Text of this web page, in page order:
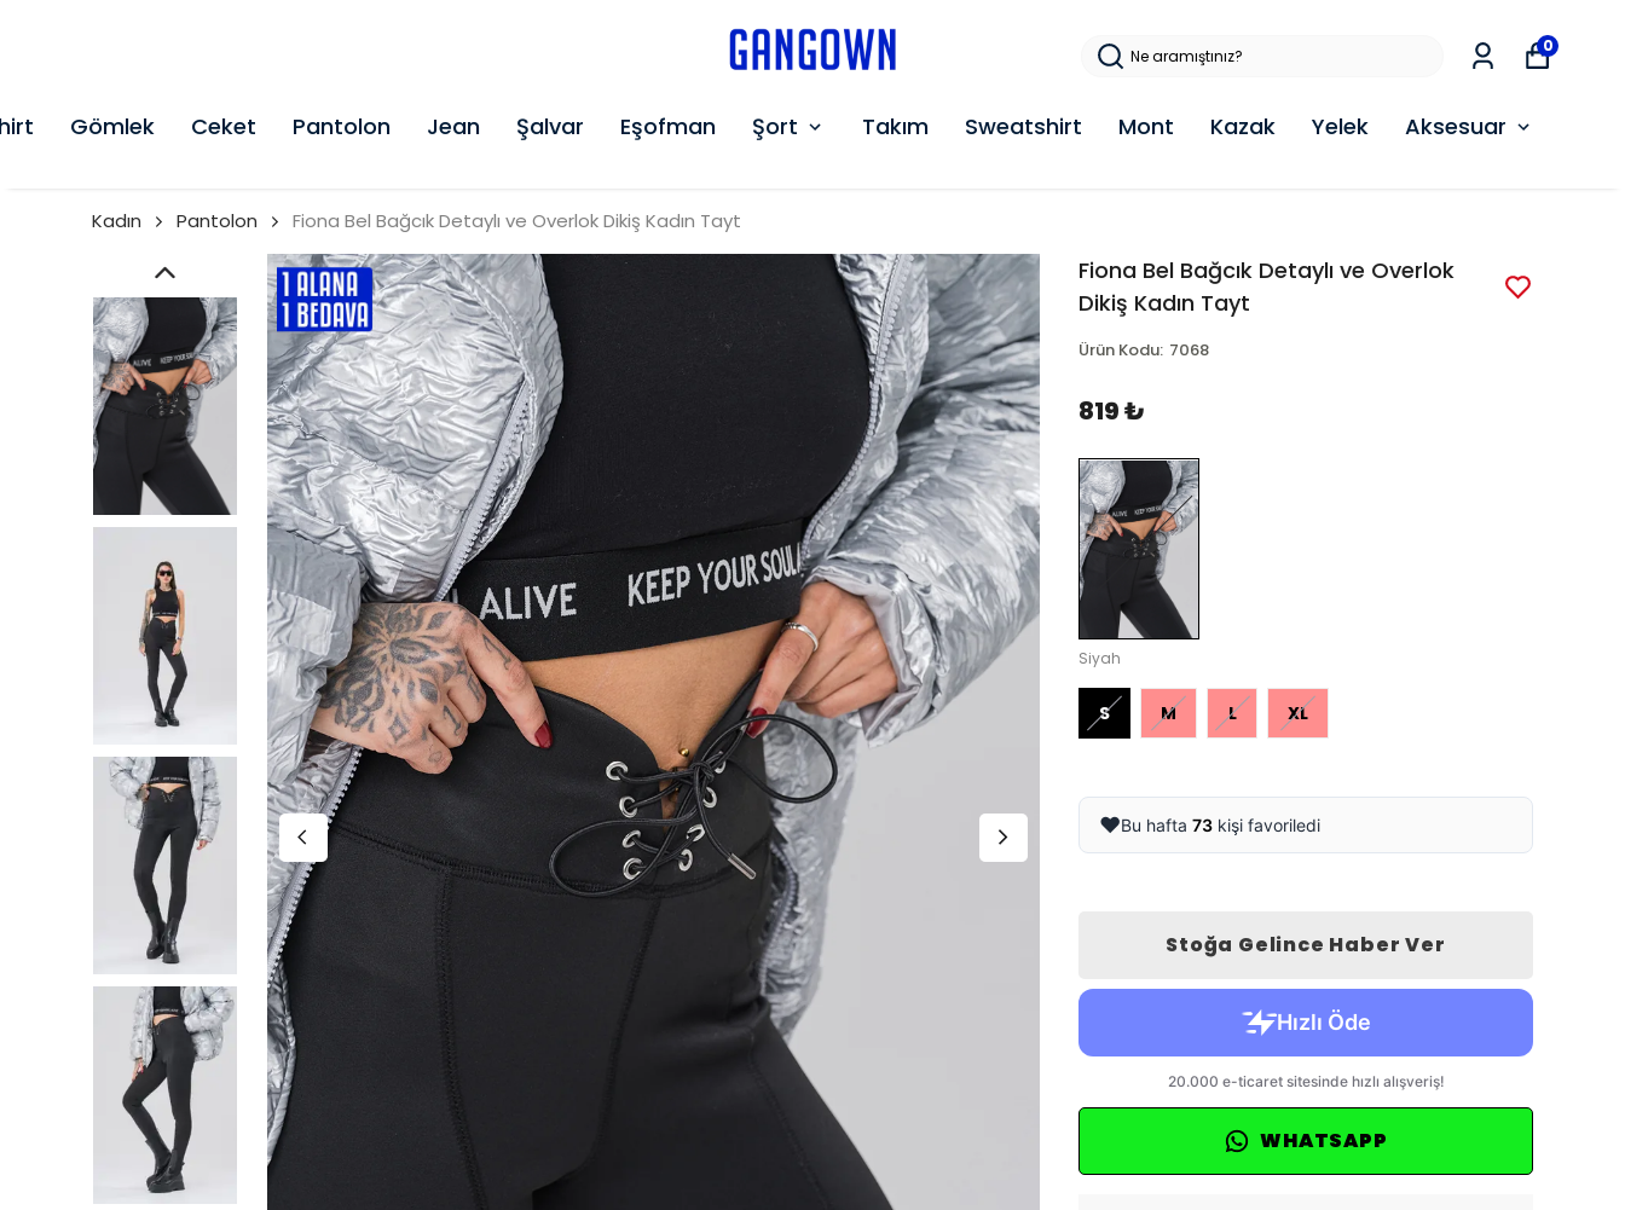
Gömlek Ceket Pantolon Jean Şalvar Eşofman Şort Takım Sweatshirt Mont Kazak Yelek Aksesuar
0
Kadın Pantolon Fiona Bel Bağcık Detaylı ve Overlok Dikiş Kadın Tayt
Fiona Bel Bağcık Detaylı ve Overlok
Dikiş Kadın Tayt
Ürün Kodu: 7068
819 ₺
Siyah
S M L XL
❤️Bu hafta 73 kişi favoriledi
Stoğa Gelince Haber Ver
WHATSAPP